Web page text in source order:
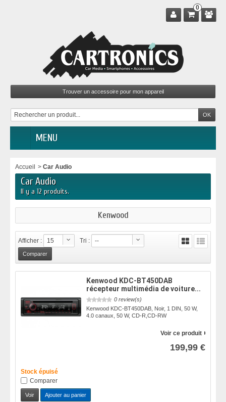
0
MENU
Accueil > Car Audio
Car Audio
Il y a 12 produits.
Kenwood
Afficher : 15 Tri : --
Kenwood KDC-BT450DAB
récepteur multimédia de voiture...
0 review(s)
Kenwood KDC-BT450DAB, Noir, 1 DIN, 50 W,
4.0 canaux, 50 W, CD-R,CD-RW
Voir ce produit
199,99 €
Stock épuisé
Comparer
Voir Ajouter au panier